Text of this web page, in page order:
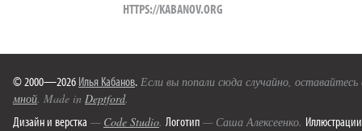
HTTPS://KABANOV.ORG
© 2000—2026 Илья Кабанов. Если вы попали сюда случайно,
мной. Made in Deptford.
Дизайн и верстка — Code Studio. Логотип — Саша Алексеенко. Иллюстрации